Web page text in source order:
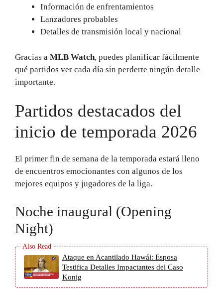
Información de enfrentamientos
Lanzadores probables
Detalles de transmisión local y nacional
Gracias a MLB Watch, puedes planificar fácilmente
qué partidos ver cada día sin perderte ningún detalle
importante.
Partidos destacados del
inicio de temporada 2026
El primer fin de semana de la temporada estará lleno
de encuentros emocionantes con algunos de los
mejores equipos y jugadores de la liga.
Noche inaugural (Opening
Night)
Ataque en Acantilado Hawái: Esposa
Testifica Detalles Impactantes del Caso
Konig